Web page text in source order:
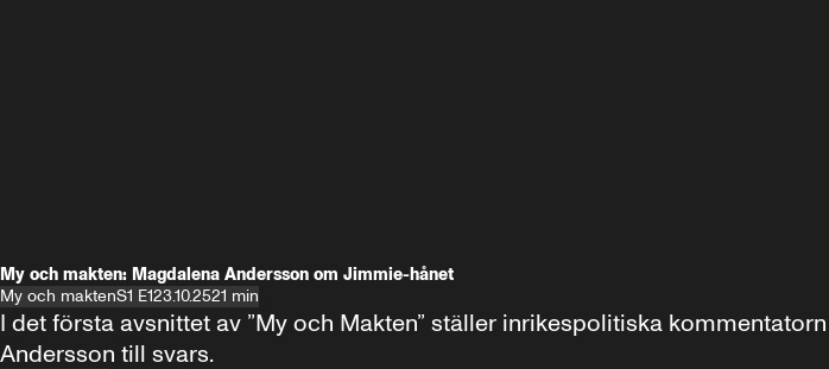
My och makten: Magdalena Andersson om Jimmie-hånet
My och maktenS1 E123.10.2521 min
I det första avsnittet av ”My och Makten” ställer inrikespolitiska
Andersson till svars.